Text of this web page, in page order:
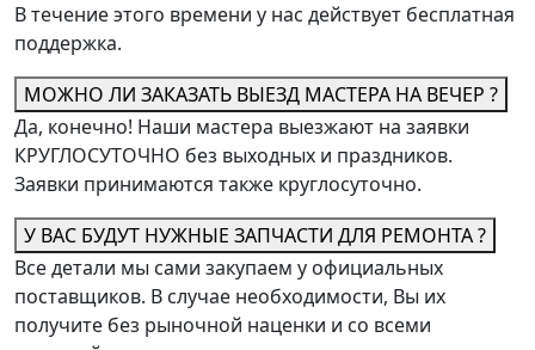
В течение этого времени у нас действует бесплатная
поддержка.
МОЖНО ЛИ ЗАКАЗАТЬ ВЫЕЗД МАСТЕРА НА ВЕЧЕР ?
Да, конечно! Наши мастера выезжают на заявки
КРУГЛОСУТОЧНО без выходных и праздников.
Заявки принимаются также круглосуточно.
У ВАС БУДУТ НУЖНЫЕ ЗАПЧАСТИ ДЛЯ РЕМОНТА ?
Все детали мы сами закупаем у официальных
поставщиков. В случае необходимости, Вы их
получите без рыночной наценки и со всеми